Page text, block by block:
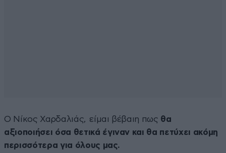
O Νίκος Χαρδαλιάς, είμαι βέβαιη πως θα
αξιοποιήσει όσα θετικά έγιναν και θα πετύχει ακόμη
περισσότερα για όλους μας.